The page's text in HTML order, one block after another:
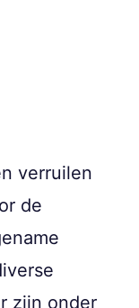
verruilen
de
zijn onder